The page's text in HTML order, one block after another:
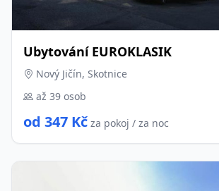
Ubytování EUROKLASIK
Nový Jičín, Skotnice
až 39 osob
od 347 Kč za pokoj / za noc